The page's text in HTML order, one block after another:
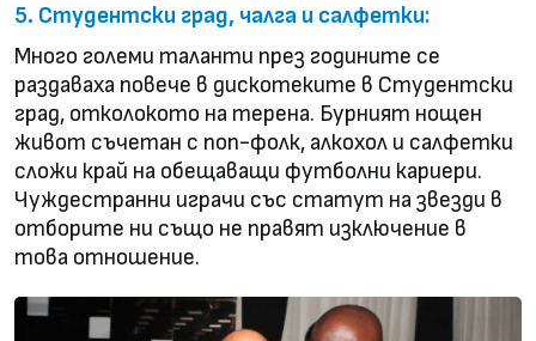
5. Студентски град, чалга и салфетки:
Много големи таланти през годините се
раздаваха повече в дискотеките в Студентски
град, отколокото на терена. Бурният нощен
живот съчетан с поп-фолк, алкохол и салфетки
сложи край на обещаващи футболни кариери.
Чуждестранни играчи със статут на звезди в
отборите ни също не правят изключение в
това отношение.